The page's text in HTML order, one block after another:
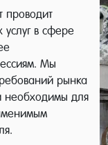
проводит
в сфере
Мы
рынка
необходимы для